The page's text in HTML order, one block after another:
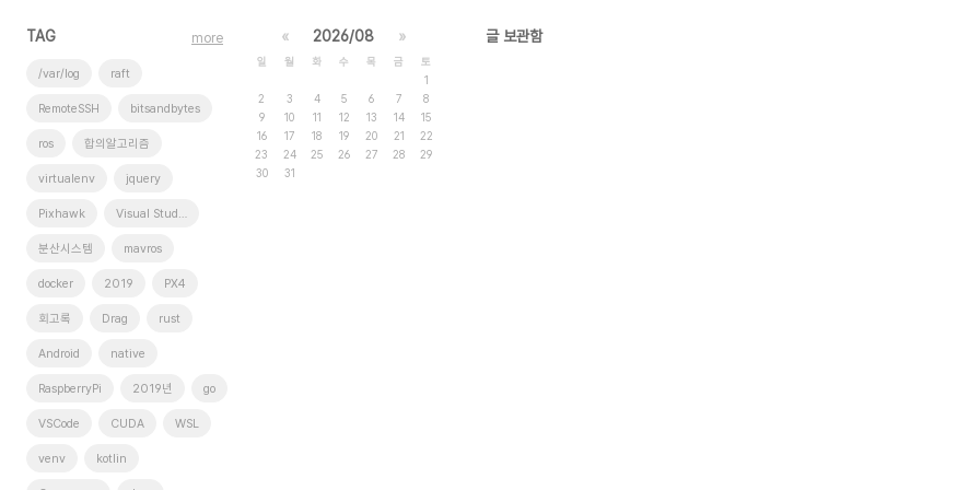
TAG
/var/log raft
RemoteSSH bitsandbytes
ros 합의알고리즘
virtualenv jquery
Pixhawk Visual Studio Code
분산시스템 mavros
docker 2019 PX4
회고록 Drag rust
Android native
RaspberryPi 2019년 go
VSCode CUDA WSL
venv kotlin
more « 2026/08 »
일 월 화 수 목 금
토
1
2
3 4 5 6 7
8
9
10 11 12 13 14
15
16
17 18 19 20 21
22
23
24 25 26 27 28
29
30
31
글 보관함